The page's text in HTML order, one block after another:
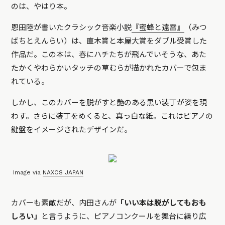
のは、やはり本。
恩田陸が書いたクラシック音楽小説 『蜜蜂と遠雷』
（みつ
ばちとえんらい）は、直木賞と本屋大賞をダブル受賞した
作品だ。この本は、春にハチたちが飛んでいそうな、あた
たかくやわらかいタッチの草むらが描かれたカバーで包ま
れている。
しかし、このカバーを脱がすと艶のある黒い装丁が姿を現
わす。さらに装丁をめくると、真っ白な紙。これはピアノの
鍵盤をイメージされたデザインだ。
Image via NAXOS JAPAN
カバーも素敵だが、内田さんが 「いい本は脱がしてもおも
しろい」
と言うように、ピアノコンクールを舞台に繰り広